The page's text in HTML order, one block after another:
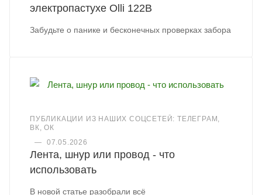
электропастухе Olli 122B
Забудьте о панике и бесконечных проверках забора
ПУБЛИКАЦИИ ИЗ НАШИХ СОЦСЕТЕЙ: ТЕЛЕГРАМ,
ВК, ОК
—
07.05.2026
Лента, шнур или провод - что
использовать
В новой статье разобрали всё